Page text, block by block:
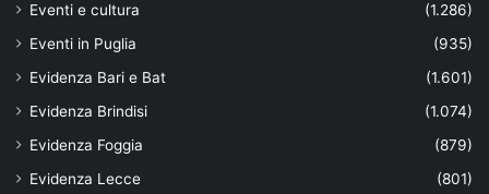
Eventi e cultura
(1.286)
Eventi in Puglia
(935)
Evidenza Bari e Bat
(1.601)
Evidenza Brindisi
(1.074)
Evidenza Foggia
(879)
Evidenza Lecce
(801)